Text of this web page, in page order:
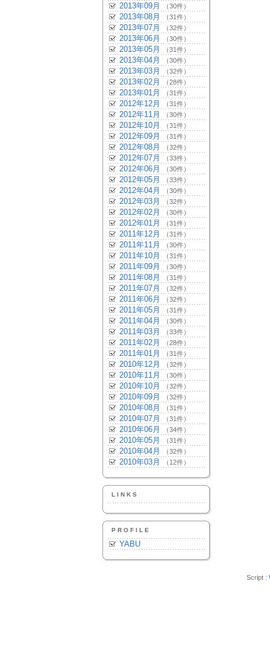
2013年09月 （30件）
2013年08月 （31件）
2013年07月 （32件）
2013年06月 （30件）
2013年05月 （31件）
2013年04月 （30件）
2013年03月 （32件）
2013年02月 （28件）
2013年01月 （31件）
2012年12月 （31件）
2012年11月 （30件）
2012年10月 （31件）
2012年09月 （31件）
2012年08月 （32件）
2012年07月 （33件）
2012年06月 （30件）
2012年05月 （33件）
2012年04月 （30件）
2012年03月 （32件）
2012年02月 （30件）
2012年01月 （31件）
2011年12月 （31件）
2011年11月 （30件）
2011年10月 （31件）
2011年09月 （30件）
2011年08月 （31件）
2011年07月 （32件）
2011年06月 （32件）
2011年05月 （31件）
2011年04月 （30件）
2011年03月 （33件）
2011年02月 （28件）
2011年01月 （31件）
2010年12月 （32件）
2010年11月 （30件）
2010年10月 （32件）
2010年09月 （32件）
2010年08月 （31件）
2010年07月 （31件）
2010年06月 （34件）
2010年05月 （31件）
2010年04月 （32件）
2010年03月 （12件）
LINKS
PROFILE
YABU
Script :